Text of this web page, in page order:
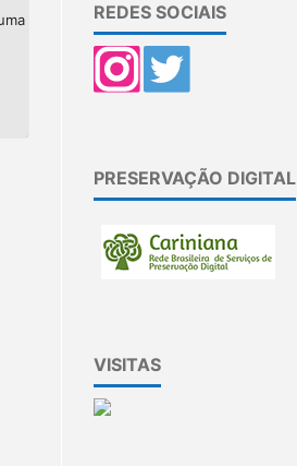
REDES SOCIAIS
PRESERVAÇÃO DIGITAL
VISITAS